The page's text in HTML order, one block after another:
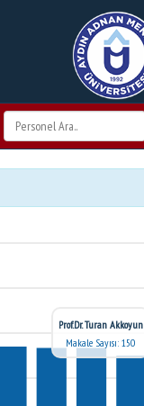
Prof.Dr. Turan Akkoyun
Makale Sayısı: 150